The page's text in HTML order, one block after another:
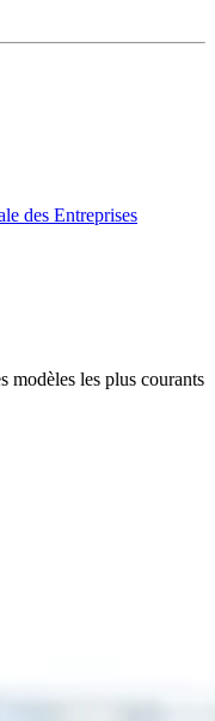
des Entreprises
modèles les plus courants